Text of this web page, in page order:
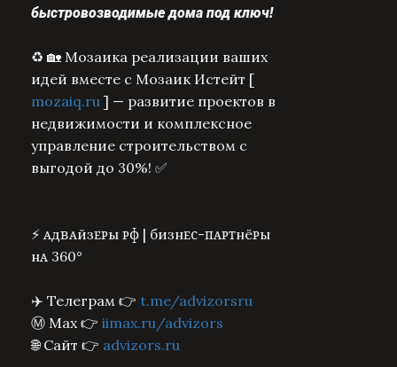
быстровозводимые дома под ключ!
♻️ 🏡 Мозаика реализации ваших
идей вместе с Мозаик Истейт [
mozaiq.ru ] — развитие проектов в
недвижимости и комплексное
управление строительством с
выгодой до 30%! ✅
⚡️ ᴀдʙᴀйзᴇᴩы ᴩɸ | бизнᴇᴄ-ᴨᴀᴩᴛнёᴩы
нᴀ 360°
✈️ Телеграм 👉 t.me/advizorsru
Ⓜ️ Max 👉 iimax.ru/advizors
🌐 Сайт 👉 advizors.ru